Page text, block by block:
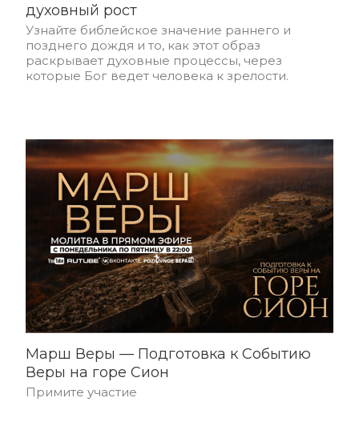
духовный рост
Узнайте библейское значение раннего и
позднего дождя и то, как этот образ
раскрывает духовные процессы, через
которые Бог ведет человека к зрелости.
Марш Веры — Подготовка к Событию
Веры на горе Сион
Примите участие